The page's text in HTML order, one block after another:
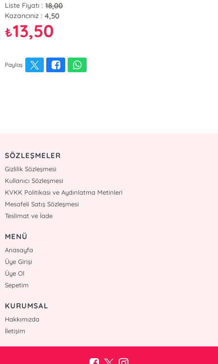
Liste Fiyatı : 18,00
Kazancınız : 4,50
₺13,50
Paylaş
SÖZLEŞMELER
Gizlilik Sözleşmesi
Kullanıcı Sözleşmesi
KVKK Politikası ve Aydınlatma Metinleri
Mesafeli Satış Sözleşmesi
Teslimat ve İade
MENÜ
Anasayfa
Üye Girişi
Üye Ol
Sepetim
KURUMSAL
Hakkımızda
İletişim